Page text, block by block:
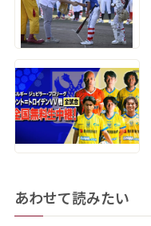
あわせて読みたい